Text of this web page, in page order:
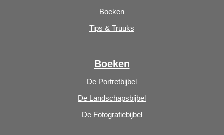
Boeken
Tips & Truuks
Boeken
De Portretbijbel
De Landschapsbijbel
De Fotografiebijbel